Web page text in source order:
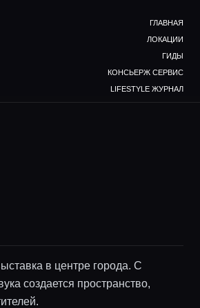
ГЛАВНАЯ
ЛОКАЦИИ
ГИДЫ
КОНСЬЕРЖ СЕРВИС
LIFESTYLE ЖУРНАЛ
в центре города. С
создается пространство,